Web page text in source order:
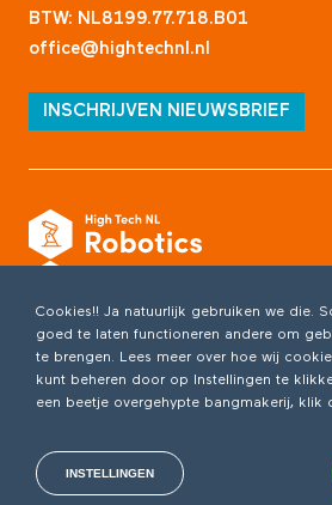
BTW: NL8199.77.718.B01
office@hightechnl.nl
INSCHRIJVEN NIEUWSBRIEF
Copyright 2026 / Privacyverklaring
Cookies!! Ja natuurlijk gebruiken we die.
goed te laten functioneren andere om
te brengen. Lees meer over hoe wij
kunt beheren door op Instellingen te
een beetje overgehypte bangmakerij, klik
INSTELLINGEN